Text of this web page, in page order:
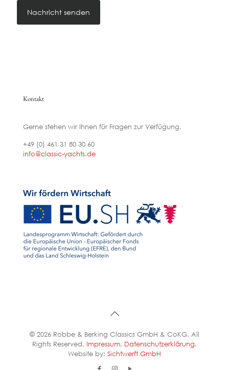
Kontakt
Gerne stehen wir Ihnen für Fragen zur Verfügung.
+49 (0) 461 31 80 30 60
info@classic-yachts.de
© 2026 Robbe & Berking Classics GmbH & CoKG. All
Rights Reserved. Impressum, Datenschutzerklärung.
Website by: Sichtwerft GmbH